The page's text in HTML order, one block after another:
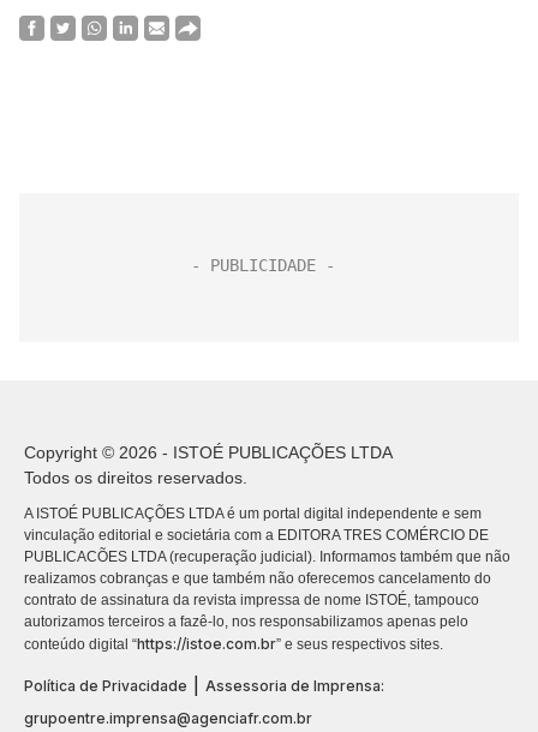
Copyright © 2026 - ISTOÉ PUBLICAÇÕES LTDA
Todos os direitos reservados.
A ISTOÉ PUBLICAÇÕES LTDA é um portal digital independente e sem
vinculação editorial e societária com a EDITORA TRES COMÉRCIO DE
PUBLICACÕES LTDA (recuperação judicial). Informamos também que não
realizamos cobranças e que também não oferecemos cancelamento do
contrato de assinatura da revista impressa de nome ISTOÉ, tampouco
autorizamos terceiros a fazê-lo, nos responsabilizamos apenas pelo
conteúdo digital “https://istoe.com.br” e seus respectivos sites.
Política de Privacidade
Assessoria de Imprensa:
grupoentre.imprensa@agenciafr.com.br